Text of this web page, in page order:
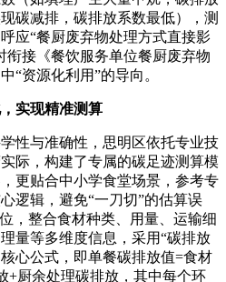
碳减排，碳排放系数最低），测
应“餐厨废弃物处理方式直接影
衔接《餐饮服务单位餐厨废弃物
“资源化利用”的导向。
实现精准测算
性与准确性，思明区依托专业技
际，构建了专属的碳足迹测算模
更贴合中小学食堂场景，参考专
逻辑，避免“一刀切”的估算误
，整合食材种类、用量、运输细
量等多维度信息，采用“碳排放
心公式，即单餐碳排放值=食材
+厨余处理碳排放，其中每个环